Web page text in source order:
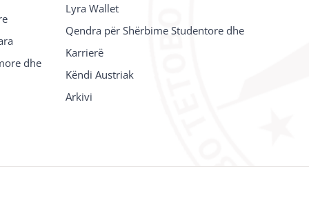
dhe
Lyra Wallet
Qendra për Shërbime Studentore dhe
Karrierë
Këndi Austriak
Arkivi